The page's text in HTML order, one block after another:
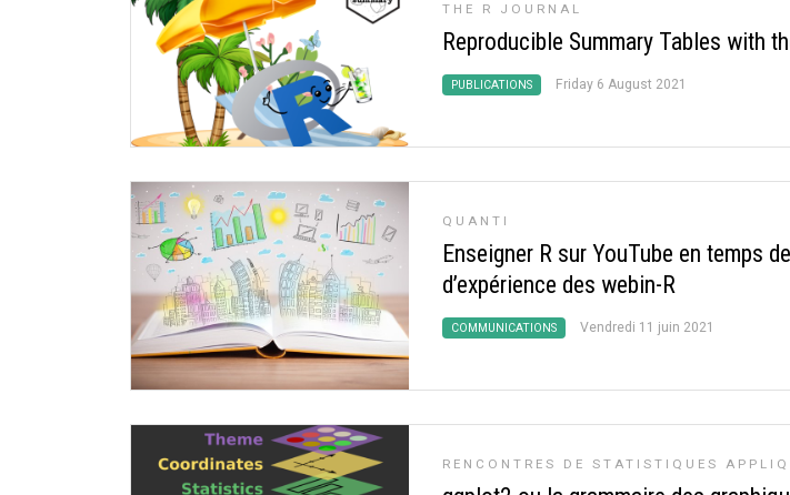
THE R JOURNAL
Reproducible Summary Tables with
PUBLICATIONS Friday 6 August 2021
QUANTI
Enseigner R sur YouTube en temps
d’expérience des webin-R
COMMUNICATIONS Vendredi 11 juin 2021
RENCONTRES DE STATISTIQUES